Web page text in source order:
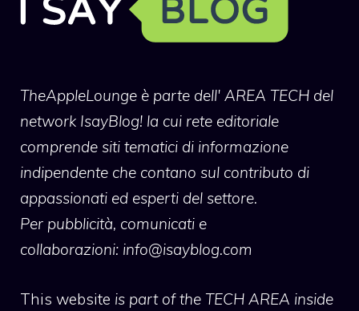
TheAppleLounge è parte dell' AREA TECH del
network IsayBlog! la cui rete editoriale
comprende siti tematici di informazione
indipendente che contano sul contributo di
appassionati ed esperti del settore.
Per pubblicità, comunicati e
collaborazioni: info@isayblog.com
This website is part of the TECH AREA inside